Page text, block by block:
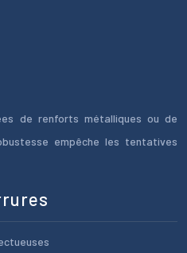
de renforts métalliques ou de
empêche les tentatives